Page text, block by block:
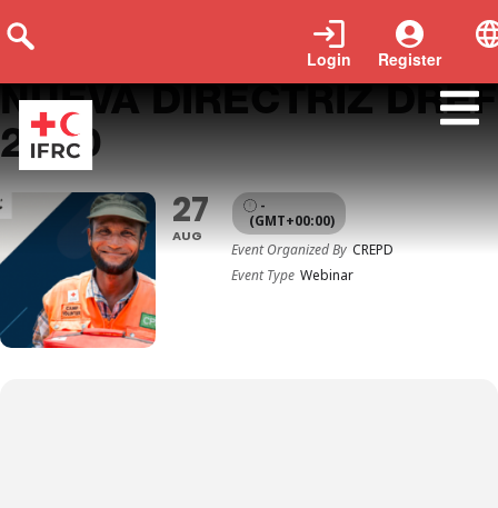
Register
Login
NUEVA DIRECTRIZ DREF
2020
27
AUG
-
(GMT+00:00)
Event Organized By CREPD
Event Type Webinar